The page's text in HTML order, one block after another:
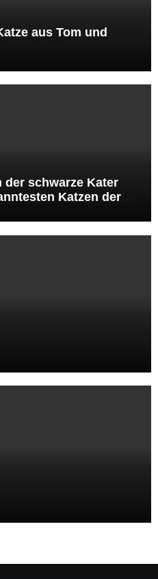
aus Tom und
der schwarze Kater
Katzen der